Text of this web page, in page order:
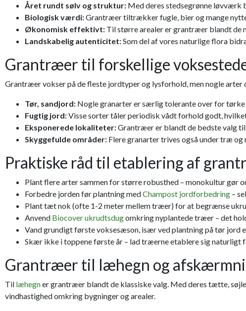
Året rundt sølv og struktur: Med deres stedsegrønne løvværk
Biologisk værdi:Grantræer tiltrækker fugle, bier og mange
Økonomisk effektivt: Til større arealer er grantræer blandt de
Landskabelig autenticitet:Som del af vores naturlige flora
Grantræer til forskellige
Grantræer vokser på de fleste jordtyper og lysforhold, men nogle
Tør, sandjord: Nogle granarter er særlig tolerante over for tørke
Fugtig jord:Visse sorter tåler periodisk vådt forhold godt,
Eksponerede lokaliteter:Grantræer er blandt de bedste valg
Skyggefulde områder: Flere granarter trives også under træ
Praktiske råd til etablering af
Plant flere arter sammen for større robusthed – monokultur gør
Forbedre jorden før plantning medChampost jordforbedring –
Plant tæt nok (ofte 1-2 meter mellem træer) for at begrænse
Anvend Biocover ukrudtsdugomkring nyplantede træer – det
Vand grundigt første voksesæson, især ved plantning på tør jord
Skær ikke i toppene første år – lad træerne etablere sig naturligt
Grantræer til læhegn og
Til læhegner grantræer blandt de klassiske valg. Med deres tætte,
vindhastighed omkring bygninger og arealer.